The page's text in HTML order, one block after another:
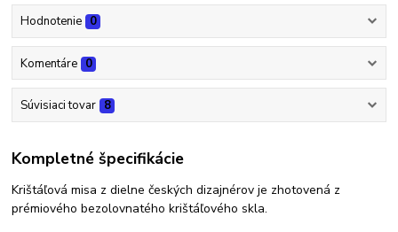
Hodnotenie 0
Komentáre 0
Súvisiaci tovar 8
Kompletné špecifikácie
Krištáľová misa z dielne českých dizajnérov je zhotovená z
prémiového bezolovnatého krištáľového skla.